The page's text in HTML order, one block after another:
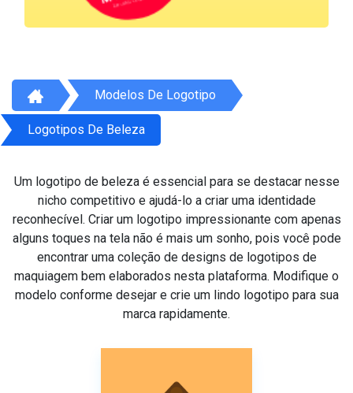
Modelos De Logotipo
Logotipos De Beleza
Um logotipo de beleza é essencial para se destacar nesse
nicho competitivo e ajudá-lo a criar uma identidade
reconhecível. Criar um logotipo impressionante com apenas
alguns toques na tela não é mais um sonho, pois você pode
encontrar uma coleção de designs de logotipos de
maquiagem bem elaborados nesta plataforma. Modifique o
modelo conforme desejar e crie um lindo logotipo para sua
marca rapidamente.